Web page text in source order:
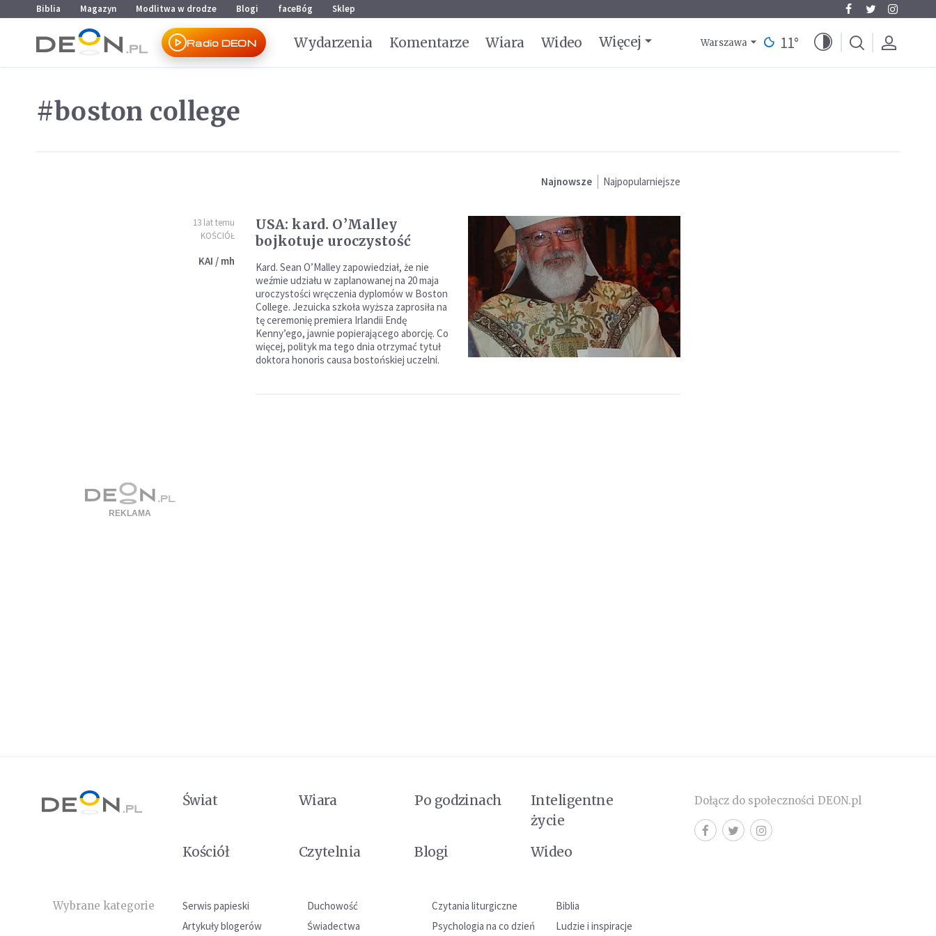
Przejdź do menu głównego
Przejdź do treści
Biblia Magazyn Modlitwa w drodze Blogi faceBóg Sklep
Radio DEON Wydarzenia Komentarze Wiara Wideo Więcej Warszawa 11°
#boston college
Najnowsze Najpopularniejsze
13 lat temu
KOŚCIÓŁ
KAI / mh
USA: kard. O’Malley
bojkotuje uroczystość
Kard. Sean O’Malley zapowiedział, że nie
weźmie udziału w zaplanowanej na 20 maja
uroczystości wręczenia dyplomów w Boston
College. Jezuicka szkoła wyższa zaprosiła na
tę ceremonię premiera Irlandii Endę
Kenny’ego, jawnie popierającego aborcję. Co
więcej, polityk ma tego dnia otrzymać tytuł
doktora honoris causa bostońskiej uczelni.
Świat Wiara Po godzinach
Inteligentne
życie
Kościół
Czytelnia Blogi Wideo
Wybrane kategorie Serwis papieski Duchowość Czytania liturgiczne
Biblia
Artykuły blogerów
Świadectwa Psychologia na co dzień Ludzie i inspiracje
Dołącz do społeczności DEON.pl